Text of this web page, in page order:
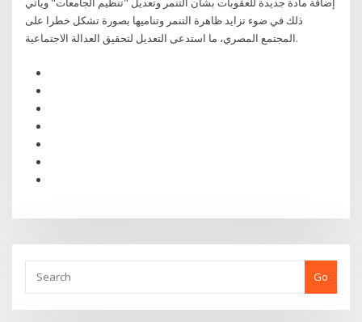
ذلك في ضوء تزايد ظاهرة التنمر وتناميها بصورة تشكل خطرا على
المجتمع المصري، ما استدعى التعديل لتحقيق العدالة الاجتماعية.
Go